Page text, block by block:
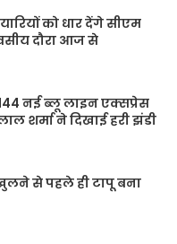
को धार देंगे सीएम
दौरा आज से
नई ब्लू लाइन एक्सप्रेस
शर्मा ने दिखाई हरी झंडी
से पहले ही टापू बना